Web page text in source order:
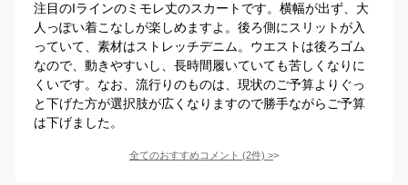
注目のIラインのミモレ丈のスカートです。横幅が出ず、大
人っぽい着こなしが楽しめますよ。後ろ側にスリットが入
っていて、素材はストレッチデニム。ウエストは後ろゴム
なので、動きやすいし、長時間履いていても苦しくなりに
くいです。なお、流行りのものは、現状のご予算よりぐっ
と下げた方が選択肢が広くなりますので勝手ながらご予算
は下げました。
全てのおすすめコメント (2件) >